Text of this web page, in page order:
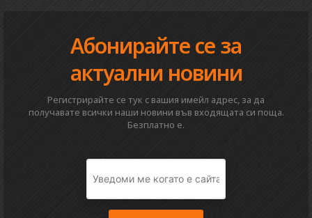
Абонирайте се за
актуални новини
Регистрирайте се тук с вашия имейл адрес, за да
получавате всички наши новини във входящата си поща.
Безплатно е.